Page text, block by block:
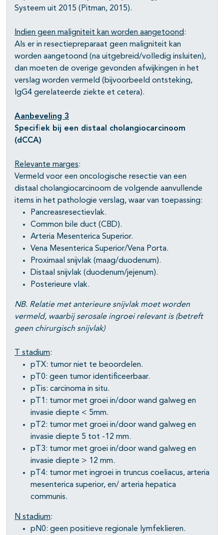
Systeem uit 2015 (Pitman, 2015).
Indien geen maligniteit kan worden aangetoond:
Als er in resectiepreparaat geen maligniteit kan
worden aangetoond (na uitgebreid/volledig insluiten),
dan moeten de overige gevonden afwijkingen in het
verslag worden vermeld (bijvoorbeeld ontsteking,
IgG4 gerelateerde ziekte et cetera).
Aanbeveling 3
Specifiek bij een distaal cholangiocarcinoom
(dCCA)
Relevante marges:
Vermeld voor een oncologische resectie van een
distaal cholangiocarcinoom de volgende aanvullende
items in het pathologie verslag, waar van toepassing:
Pancreasresectievlak.
Common bile duct (CBD).
Arteria Mesenterica Superior.
Vena Mesenterica Superior/Vena Porta.
Proximaal snijvlak (maag/duodenum).
Distaal snijvlak (duodenum/jejenum).
Posterieure vlak.
NB. Relatie met anterieure snijvlak moet worden
vermeld, waarbij serosale ingroei relevant is (betreft
geen chirurgisch snijvlak)
T stadium:
pTX: tumor niet te beoordelen.
pT0: geen tumor identificeerbaar.
pTis: carcinoma in situ.
pT1: tumor met groei in/door wand galweg en
invasie diepte < 5mm.
pT2: tumor met groei in/door wand galweg en
invasie diepte 5 tot -12 mm.
pT3: tumor met groei in/door wand galweg en
invasie diepte > 12 mm.
pT4: tumor met ingroei in truncus coeliacus, arteria
mesenterica superior, en/ arteria hepatica
communis.
N stadium:
pN0: geen positieve regionale lymfeklieren.